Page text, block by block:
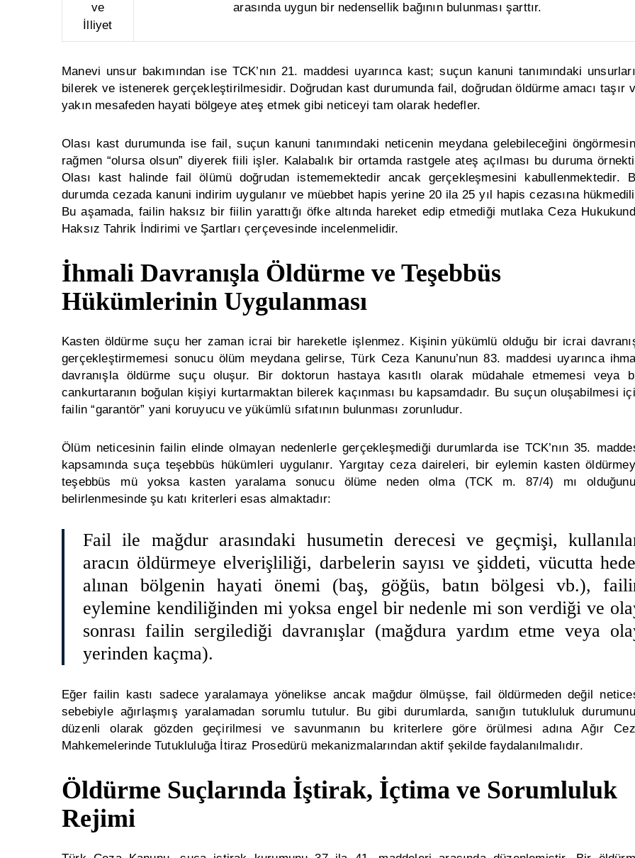
ve
İlliyet
arasında uygun bir nedensellik bağının bulunması şarttır.
Manevi unsur bakımından ise TCK’nın 21. maddesi uyarınca kast; suçun kanuni tanımındaki
bilerek ve istenerek gerçekleştirilmesidir. Doğrudan kast durumunda fail, doğrudan öldürme amacı taşır
yakın mesafeden hayati bölgeye ateş etmek gibi neticeyi tam olarak hedefler.
Olası kast durumunda ise fail, suçun kanuni tanımındaki neticenin meydana gelebileceğini
rağmen “olursa olsun” diyerek fiili işler. Kalabalık bir ortamda rastgele ateş açılması bu duruma
Olası kast halinde fail ölümü doğrudan istememektedir ancak gerçekleşmesini kabullenmektedir.
durumda cezada kanuni indirim uygulanır ve müebbet hapis yerine 20 ila 25 yıl hapis cezasına
Bu aşamada, failin haksız bir fiilin yarattığı öfke altında hareket edip etmediği mutlakaCeza
Haksız Tahrik İndirimi ve Şartları çerçevesinde incelenmelidir.
İhmali Davranışla Öldürme ve Teşebbüs
Hükümlerinin Uygulanması
Kasten öldürme suçu her zaman icrai bir hareketle işlenmez. Kişinin yükümlü olduğu bir icrai
gerçekleştirmemesi sonucu ölüm meydana gelirse, Türk Ceza Kanunu’nun 83. maddesi uyarınca
davranışla öldürme suçu oluşur. Bir doktorun hastaya kasıtlı olarak müdahale etmemesi veya
cankurtaranın boğulan kişiyi kurtarmaktan bilerek kaçınması bu kapsamdadır. Bu suçun oluşabilmesi
failin “garantör” yani koruyucu ve yükümlü sıfatının bulunması zorunludur.
Ölüm neticesinin failin elinde olmayan nedenlerle gerçekleşmediği durumlarda ise TCK’nın 35.
kapsamında suça teşebbüs hükümleri uygulanır. Yargıtay ceza daireleri, bir eylemin kasten
teşebbüs mü yoksa kasten yaralama sonucu ölüme neden olma (TCK m. 87/4) mı
belirlenmesinde şu katı kriterleri esas almaktadır:
Fail ile mağdur arasındaki husumetin derecesi ve geçmişi,
aracın öldürmeye elverişliliği, darbelerin sayısı ve şiddeti, vücutta
alınan bölgenin hayati önemi (baş, göğüs, batın bölgesi vb.),
eylemine kendiliğinden mi yoksa engel bir nedenle mi son verdiği ve
sonrası failin sergilediği davranışlar (mağdura yardım etme veya
yerinden kaçma).
Eğer failin kastı sadece yaralamaya yönelikse ancak mağdur ölmüşse, fail öldürmeden değil
sebebiyle ağırlaşmış yaralamadan sorumlu tutulur. Bu gibi durumlarda, sanığın tutukluluk
düzenli olarak gözden geçirilmesi ve savunmanın bu kriterlere göre örülmesi adınaAğır
Mahkemelerinde Tutukluluğa İtiraz Prosedürü mekanizmalarından aktif şekilde faydalanılmalıdır.
Öldürme Suçlarında İştirak, İçtima ve Sorumluluk
Rejimi